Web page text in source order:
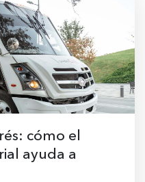
cómo el
ayuda a